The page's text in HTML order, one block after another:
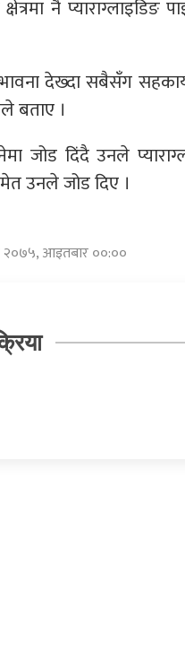
नै प्याराग्लाइडिङ
देख्दा सबैसँग
बताए ।
दिंदै उनले
उनले जोड दिए ।
२०७५, आइतबार ००:००